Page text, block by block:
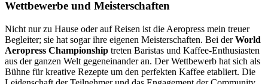
Wettbewerbe und Meisterschaften
Nicht nur zu Hause oder auf Reisen ist die Aeropress mein treuer
Begleiter; sie hat sogar ihre eigenen Meisterschaften. Bei derWorld
Aeropress Championship treten Baristas und Kaffee-Enthusiasten
aus der ganzen Welt gegeneinander an. Der Wettbewerb hat sich als
Bühne für kreative Rezepte um den perfekten Kaffee etabliert. Die